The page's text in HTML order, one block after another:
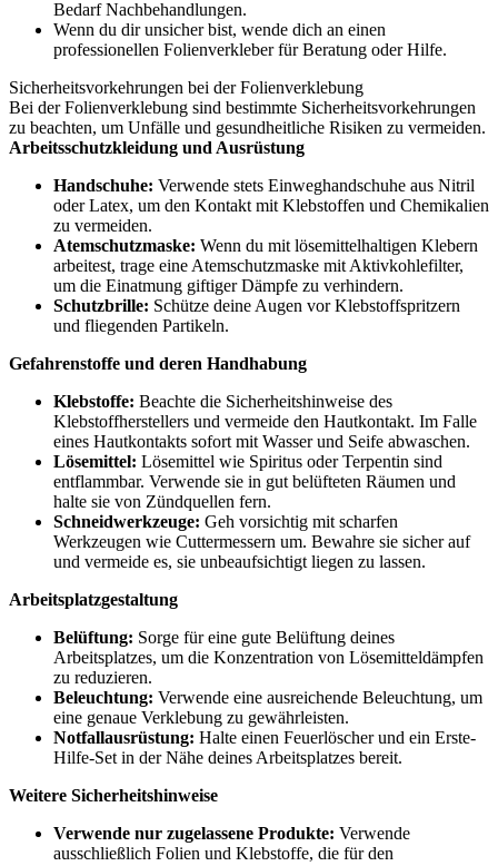
Bedarf Nachbehandlungen.
Wenn du dir unsicher bist, wende dich an einen
professionellen Folienverkleber für Beratung oder Hilfe.
Sicherheitsvorkehrungen bei der Folienverklebung
Bei der Folienverklebung sind bestimmte Sicherheitsvorkehrungen
zu beachten, um Unfälle und gesundheitliche Risiken zu vermeiden.
Arbeitsschutzkleidung und Ausrüstung
Handschuhe: Verwende stets Einweghandschuhe aus Nitril
oder Latex, um den Kontakt mit Klebstoffen und Chemikalien
zu vermeiden.
Atemschutzmaske: Wenn du mit lösemittelhaltigen Klebern
arbeitest, trage eine Atemschutzmaske mit Aktivkohlefilter,
um die Einatmung giftiger Dämpfe zu verhindern.
Schutzbrille: Schütze deine Augen vor Klebstoffspritzern
und fliegenden Partikeln.
Gefahrenstoffe und deren Handhabung
Klebstoffe: Beachte die Sicherheitshinweise des
Klebstoffherstellers und vermeide den Hautkontakt. Im Falle
eines Hautkontakts sofort mit Wasser und Seife abwaschen.
Lösemittel: Lösemittel wie Spiritus oder Terpentin sind
entflammbar. Verwende sie in gut belüfteten Räumen und
halte sie von Zündquellen fern.
Schneidwerkzeuge: Geh vorsichtig mit scharfen
Werkzeugen wie Cuttermessern um. Bewahre sie sicher auf
und vermeide es, sie unbeaufsichtigt liegen zu lassen.
Arbeitsplatzgestaltung
Belüftung: Sorge für eine gute Belüftung deines
Arbeitsplatzes, um die Konzentration von Lösemitteldämpfen
zu reduzieren.
Beleuchtung: Verwende eine ausreichende Beleuchtung, um
eine genaue Verklebung zu gewährleisten.
Notfallausrüstung: Halte einen Feuerlöscher und ein Erste-
Hilfe-Set in der Nähe deines Arbeitsplatzes bereit.
Weitere Sicherheitshinweise
Verwende nur zugelassene Produkte: Verwende
ausschließlich Folien und Klebstoffe, die für den